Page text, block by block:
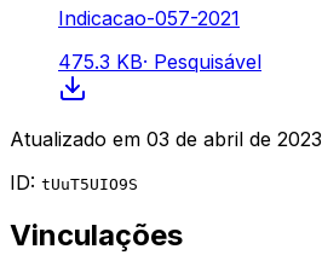
Indicacao-057-2021
475.3 KB· Pesquisável
Atualizado em 03 de abril de 2023
ID: tUuT5UIO9S
Vinculações